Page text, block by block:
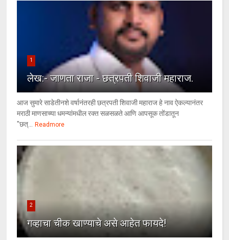
1
लेख:- जाणता राजा - छत्रपती शिवाजी महाराज.
आज सुमारे साडेतीनशे वर्षानंतरही छत्रपती शिवाजी महाराज हे नाव ऐकल्यानंतर
मराठी माणसाच्या धमन्यांमधील रक्त सळसळते आणि आपसूक तोंडातून
"छत्... Readmore
2
गव्हाचा चीक खाण्याचे असे आहेत फायदे!